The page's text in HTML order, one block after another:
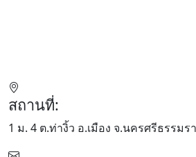
สถานที่:
1 ม. 4 ต.ท่างิ้ว อ.เมือง จ.นครศรีธรรมร